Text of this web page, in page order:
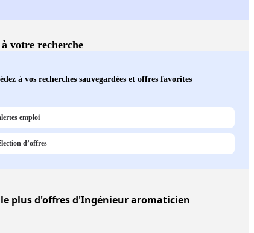
à votre recherche
à vos recherches sauvegardées et offres favorites
emploi
d’offres
plus d'offres d'Ingénieur aromaticien